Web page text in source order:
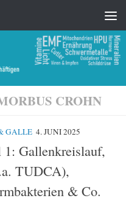
CROHN
GALLE 4. JUNI 2025
Gallenkreislauf,
TUDCA),
& Co.